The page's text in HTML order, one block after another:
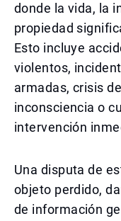
donde la vida, la
propiedad
Esto incluye
violentos,
armadas, crisis
inconsciencia o
intervención
Una disputa de
objeto perdido,
de información